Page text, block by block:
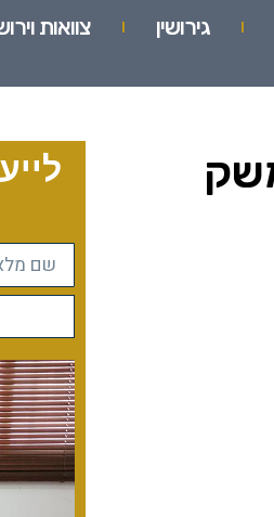
גירושין צוואות